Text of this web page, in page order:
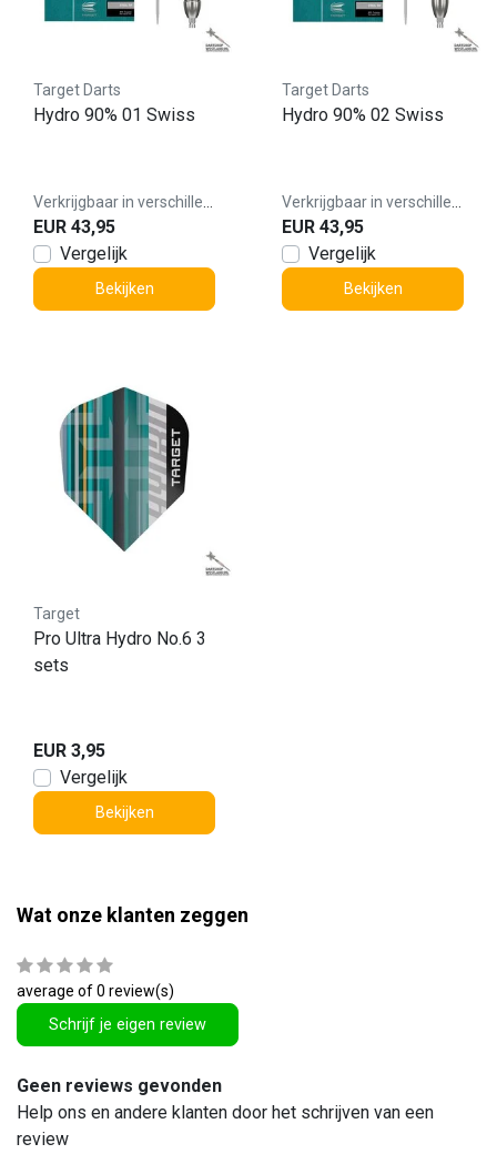
Target Darts
Hydro 90% 01 Swiss
EUR 43,95
Vergelijk
Bekijken
Target Darts
Hydro 90% 02 Swiss
EUR 43,95
Vergelijk
Bekijken
Target
Pro Ultra Hydro No.6 3
sets
EUR 3,95
Vergelijk
Bekijken
Wat onze klanten zeggen
average of 0 review(s)
Schrijf je eigen review
Geen reviews gevonden
Help ons en andere klanten door het schrijven van een
review